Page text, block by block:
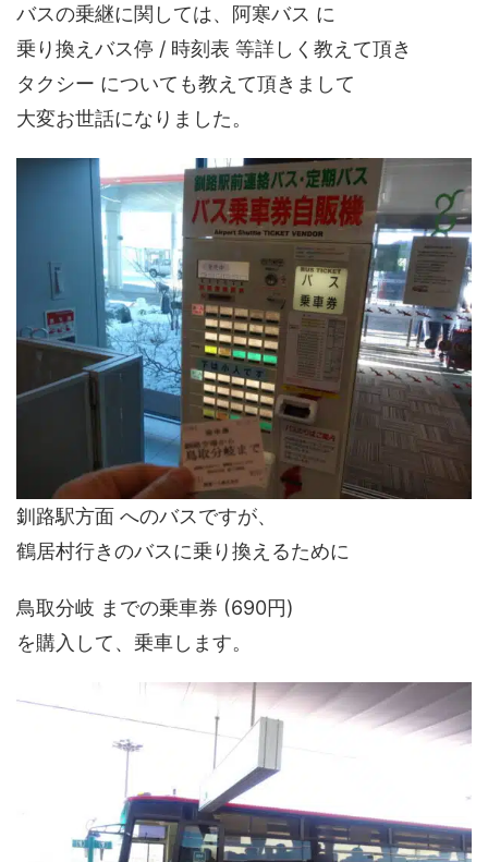
バスの乗継に関しては、阿寒バス に
乗り換えバス停 / 時刻表 等詳しく教えて頂き
タクシー についても教えて頂きまして
大変お世話になりました。
釧路駅方面 へのバスですが、
鶴居村行きのバスに乗り換えるために
鳥取分岐 までの乗車券 (690円)
を購入して、乗車します。